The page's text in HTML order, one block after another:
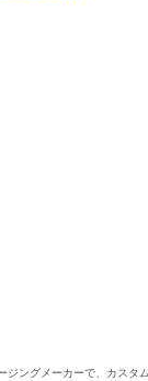
ジングメーカーで、カスタ